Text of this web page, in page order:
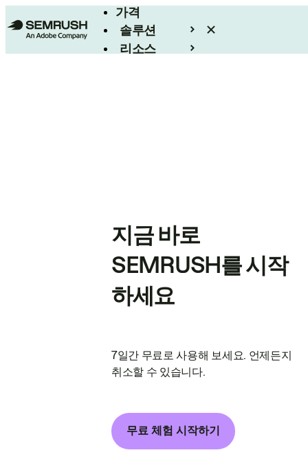
가격
솔루션
리소스
지금 바로
SEMRUSH를 시작
하세요
7일간 무료로 사용해 보세요. 언제든지
취소할 수 있습니다.
무료 체험 시작하기